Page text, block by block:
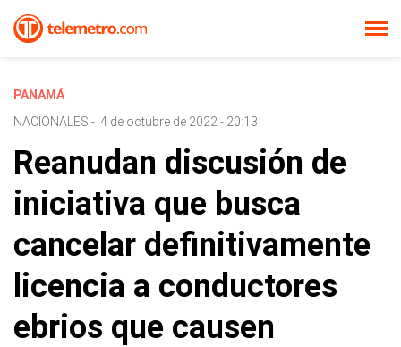
PANAMÁ
NACIONALES - 4 de octubre de 2022 - 20:13
Reanudan discusión de
iniciativa que busca
cancelar definitivamente
licencia a conductores
ebrios que causen